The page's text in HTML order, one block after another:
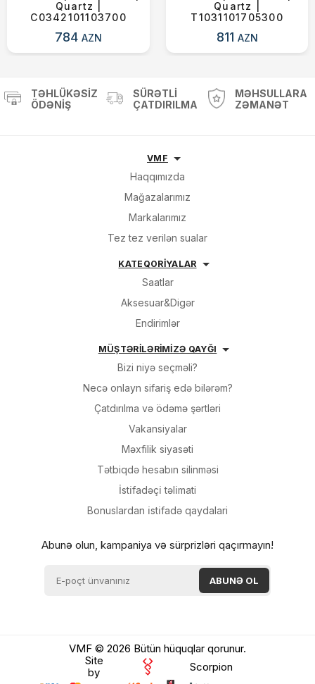
Quartz |
C0342101103700
784AZN
Quartz |
T1031101705300
811 AZN
TƏHLÜKƏSIZ
ÖDƏNIŞ
SÜRƏTLI
ÇATDIRILMA
MƏHSULLARA
ZƏMANƏT
VMF
Haqqımızda
Mağazalarımız
Markalarımız
Tez tez verilən sualar
KATEQORİYALAR
Saatlar
Aksesuar&Digər
Endirimlər
MÜŞTƏRİLƏRİMİZƏ QAYĞI
Bizi niyə seçməli?
Necə onlayn sifariş edə bilərəm?
Çatdırılma və ödəmə şərtləri
Vakansiyalar
Məxfilik siyasəti
Tətbiqdə hesabın silinməsi
İsti̇fadəçi̇ təli̇mati
Bonuslardan i̇sti̇fadə qaydalari
Abunə olun, kampaniya və sürprizləri qaçırmayın!
VMF © 2026 Bütün hüquqlar qorunur.
Site
by
Scorpion